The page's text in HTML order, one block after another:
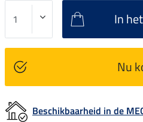
In
Nu
Beschikbaarheid in de